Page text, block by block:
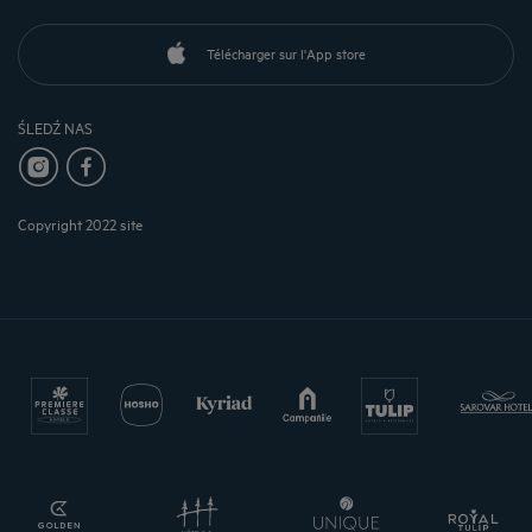
Télécharger sur l'App store
ŚLEDŹ NAS
Copyright 2022 site